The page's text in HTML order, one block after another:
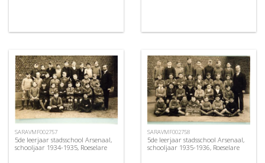
SARAVMF002757
5de leerjaar stadsschool Arsenaal,
schooljaar 1934-1935, Roeselare
SARAVMF002758
5de leerjaar stadsschool Arsenaal,
schooljaar 1935-1936, Roeselare